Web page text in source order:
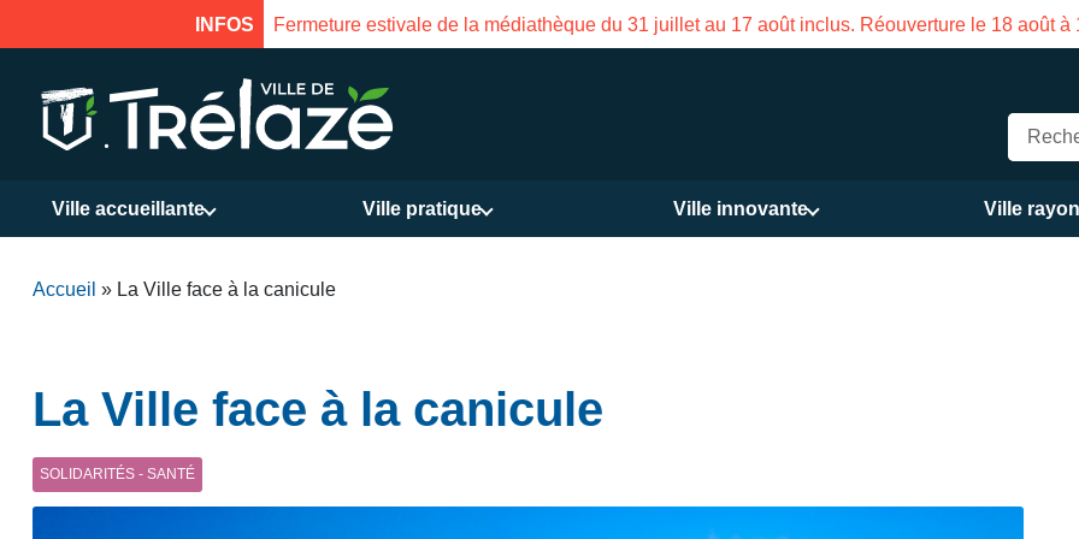
INFOS Fermeture estivale de la Maison des Services publics Vasco de Gama du 3 au 21 août
Ville accueillante Ville pratique Ville innovante Ville
Accueil » La Ville face à la canicule
La Ville face à la canicule
SOLIDARITÉS - SANTÉ